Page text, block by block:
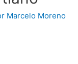
Marcelo Moreno